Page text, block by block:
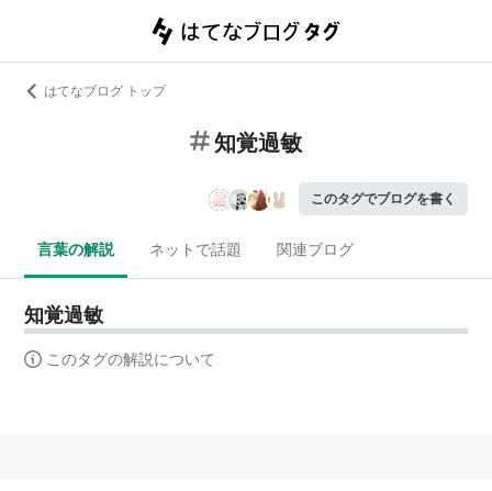
はてなブログ トップ
知覚過敏
このタグでブログを書く
言葉の解説 ネットで話題 関連ブログ
知覚過敏
このタグの解説について